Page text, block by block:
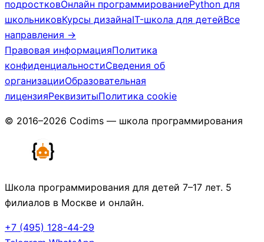
подростковОнлайн программированиеPython для
школьниковКурсы дизайнаIT-школа для детейВсе
направления →
Правовая информацияПолитика
конфиденциальностиСведения об
организацииОбразовательная
лицензияРеквизитыПолитика cookie
© 2016–2026 Codims — школа программирования
Школа программирования для детей 7–17 лет. 5
филиалов в Москве и онлайн.
+7 (495) 128-44-29